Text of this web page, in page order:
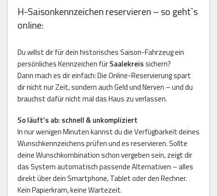
H-Saisonkennzeichen reservieren – so geht`s
online:
Du willst dir für dein historisches Saison-Fahrzeug ein
persönliches Kennzeichen fürSaalekreissichern?
Dann mach es dir einfach: Die Online-Reservierung spart
dir nicht nur Zeit, sondern auch Geld und Nerven – und du
brauchst dafür nicht mal das Haus zu verlassen.
So läuft’s ab: schnell & unkompliziert
In nur wenigen Minuten kannst du die Verfügbarkeit deines
Wunschkennzeichens prüfen und es reservieren. Sollte
deine Wunschkombination schon vergeben sein, zeigt dir
das System automatisch passende Alternativen – alles
direkt über dein Smartphone, Tablet oder den Rechner.
Kein Papierkram, keine Wartezeit.